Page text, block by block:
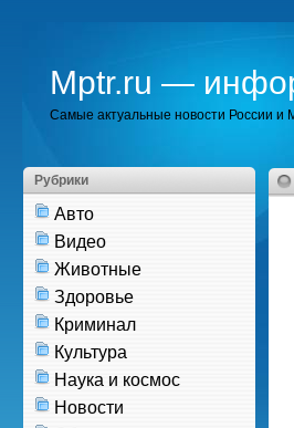
Mptr.ru —
Самые актуальные новости России и
Рубрики
Авто
Видео
Животные
Здоровье
Криминал
Культура
Наука и космос
Новости